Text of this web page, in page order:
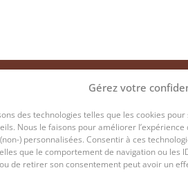
Gérez votre
des technologies telles que les cookies
Nous le faisons pour améliorer
) personnalisées. Consentir à ces
que le comportement de navigation ou les
de retirer son consentement peut avoir un
ET